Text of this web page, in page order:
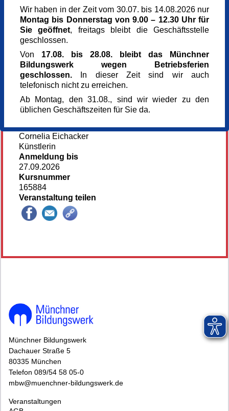
Themen:
27.09.Grundlagen der Zeichnung
08.10. Zeichnen und Malen im Botanischen Garten I
24./25.10 Aktzeichnen und -malen
12.11. Zeichnen in der Glyptothek
22.11. Grundlagen der Malerei mit Primärfarben
26.11.Zeichnen und Malen im Botanischen Garten II
10.12.Farb-Theorien (Itten und Goethe) und
praktische Anwendung
13.12. Porträt
Hier geht es zur Homepage unserer Künstlerin
Donnerstag,10.12.2026,
13.00 - 18.00 Uhr
Sonntag,
13.12.2026,11.00 - 17.00 Uhr
Veranstaltungsreihe
Jahreskurs
Veranstaltungsort
Kunst im Turm - St. Clemens
Arnulfstr. 166
80634 München
München
Kursgebühr
Referent_in
Cornelia Eichacker
Künstlerin
Anmeldung bis
27.09.2026
Kursnummer
165884
Veranstaltung teilen
Münchner Bildungswerk
Dachauer Straße 5
80335 München
Telefon 089/54 58 05-0
mbw@muenchner-bildungswerk.de
Veranstaltungen
Wir haben in der Zeit vom 30.07. bis 14.08.2026 nur
Montag bis Donnerstag von 9.00 – 12.30 Uhr für
Sie geöffnet, freitags bleibt die Geschäftsstelle
geschlossen.
Von 17.08. bis 28.08. bleibt das Münchner
Bildungswerk wegen Betriebsferien
geschlossen. In dieser Zeit sind wir auch
telefonisch nicht zu erreichen.
Ab Montag, den 31.08., sind wir wieder zu den
üblichen Geschäftszeiten für Sie da.